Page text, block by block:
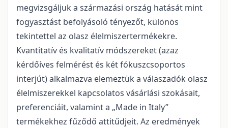
megvizsgáljuk a származási ország hatását mint
fogyasztást befolyásoló tényezőt, különös
tekintettel az olasz élelmiszertermékekre.
Kvantitatív és kvalitatív módszereket (azaz
kérdőíves felmérést és két fókuszcsoportos
interjút) alkalmazva elemeztük a válaszadók olasz
élelmiszerekkel kapcsolatos vásárlási szokásait,
preferenciáit, valamint a „Made in Italy”
termékekhez fűződő attitűdjeit. Az eredmények